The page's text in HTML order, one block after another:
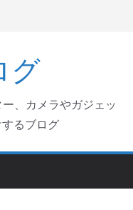
グ
、カメラやガジェッ
るブログ